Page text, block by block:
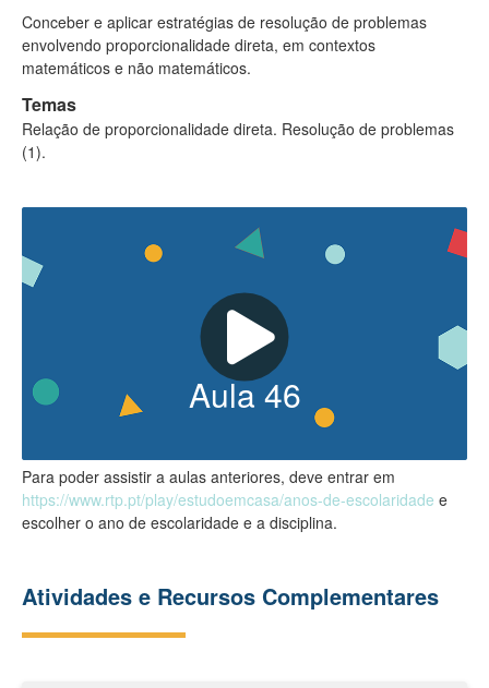
Conceber e aplicar estratégias de resolução de problemas
envolvendo proporcionalidade direta, em contextos
matemáticos e não matemáticos.
Temas
Relação de proporcionalidade direta. Resolução de problemas
(1).
Aula46
Para poder assistir a aulas anteriores, deve entrar em
https://www.rtp.pt/play/estudoemcasa/anos-de-escolaridade e
escolher o ano de escolaridade e a disciplina.
Atividades e Recursos Complementares